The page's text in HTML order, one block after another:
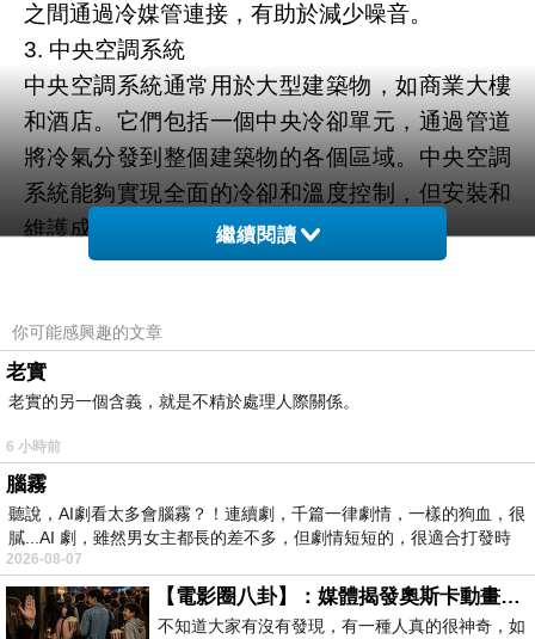
之間通過冷媒管連接，有助於減少噪音。
3. 中央空調系統
中央空調系統通常用於大型建築物，如商業大樓
和酒店。它們包括一個中央冷卻單元，通過管道
將冷氣分發到整個建築物的各個區域。中央空調
系統能夠實現全面的冷卻和溫度控制，但安裝和
維護成本較高。
冷氣機的工作原理
們，知道它們是如何實現冷卻的。以下是冷氣機
的工作原理簡介：
冷氣機的工作原理基於熱泵循環，主要包括以下
步驟：
蒸發器： 冷氣機內的冷媒（通常是一種特殊的液
體）流經蒸發器，吸收室內空氣中的熱能，導致
冷媒蒸發並變成氣體。
壓縮機： 冷媒氣體被壓縮成高壓高溫的狀態，這
使得冷媒內的熱量增加。
繼續閱讀
你可能感興趣的文章
老實
老實的另一個含義，就是不精於處理人際關係。
6 小時前
腦霧
聽說，AI劇看太多會腦霧？！連續劇，千篇一律劇情，一樣的狗血，很
膩...AI 劇，雖然男女主都長的差不多，但劇情短短的，很適合打發時
2026-08-07
【電影圈八卦】：媒體揭發奧斯卡動畫項目投票醜聞！好萊塢為什麼看不起動畫電影？
不知道大家有沒有發現，有一種人真的很神奇，如